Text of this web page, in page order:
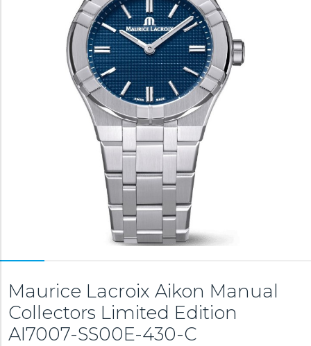
Maurice Lacroix Aikon Manual
Collectors Limited Edition
AI7007-SS00E-430-C